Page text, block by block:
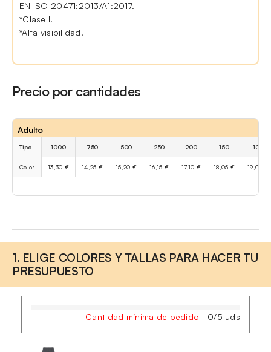
EN ISO 20471:2013/A1:2017.
*Clase I.
*Alta visibilidad.
Precio por cantidades
Adulto
Tipo 1000 750 500 250 200 150 100
Color 13,30 € 14,25 € 15,20 € 16,15 € 17,10 € 18,05 € 19,00 €
1. ELIGE COLORES Y TALLAS PARA HACER TU
PRESUPUESTO
Cantidad mínima de pedido | 0/5 uds